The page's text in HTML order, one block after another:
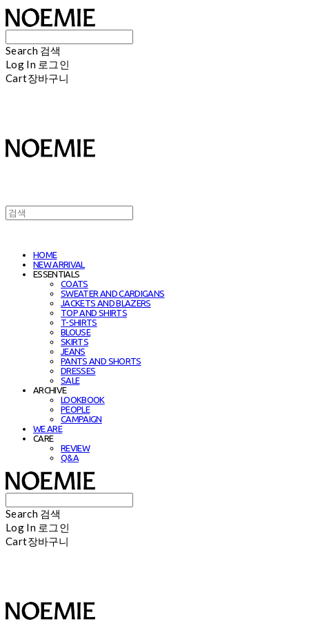
Search 검색
Log In 로그인
Cart장바구니
HOME
NEW ARRIVAL
ESSENTIALS
COATS
SWEATER AND CARDIGANS
JACKETS AND BLAZERS
TOP AND SHIRTS
T-SHIRTS
BLOUSE
SKIRTS
JEANS
PANTS AND SHORTS
DRESSES
SALE
ARCHIVE
LOOKBOOK
PEOPLE
CAMPAIGN
WE ARE
CARE
REVIEW
Q&A
Search 검색
Log In 로그인
Cart장바구니